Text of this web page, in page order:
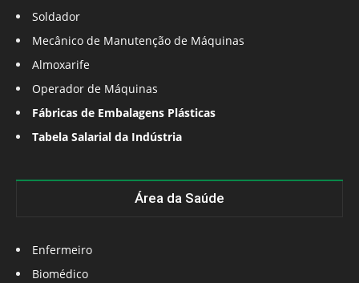
Soldador
Mecânico de Manutenção de Máquinas
Almoxarife
Operador de Máquinas
Fábricas de Embalagens Plásticas
Tabela Salarial da Indústria
Área da Saúde
Enfermeiro
Biomédico